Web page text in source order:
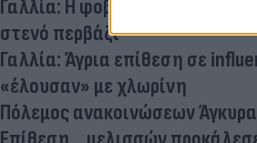
Γαλλία: Η φοβερή στιγμή που
στενό περβάζι
Γαλλία: Άγρια επίθεση σε
«έλουσαν» με χλωρίνη
Πόλεμος ανακοινώσεων